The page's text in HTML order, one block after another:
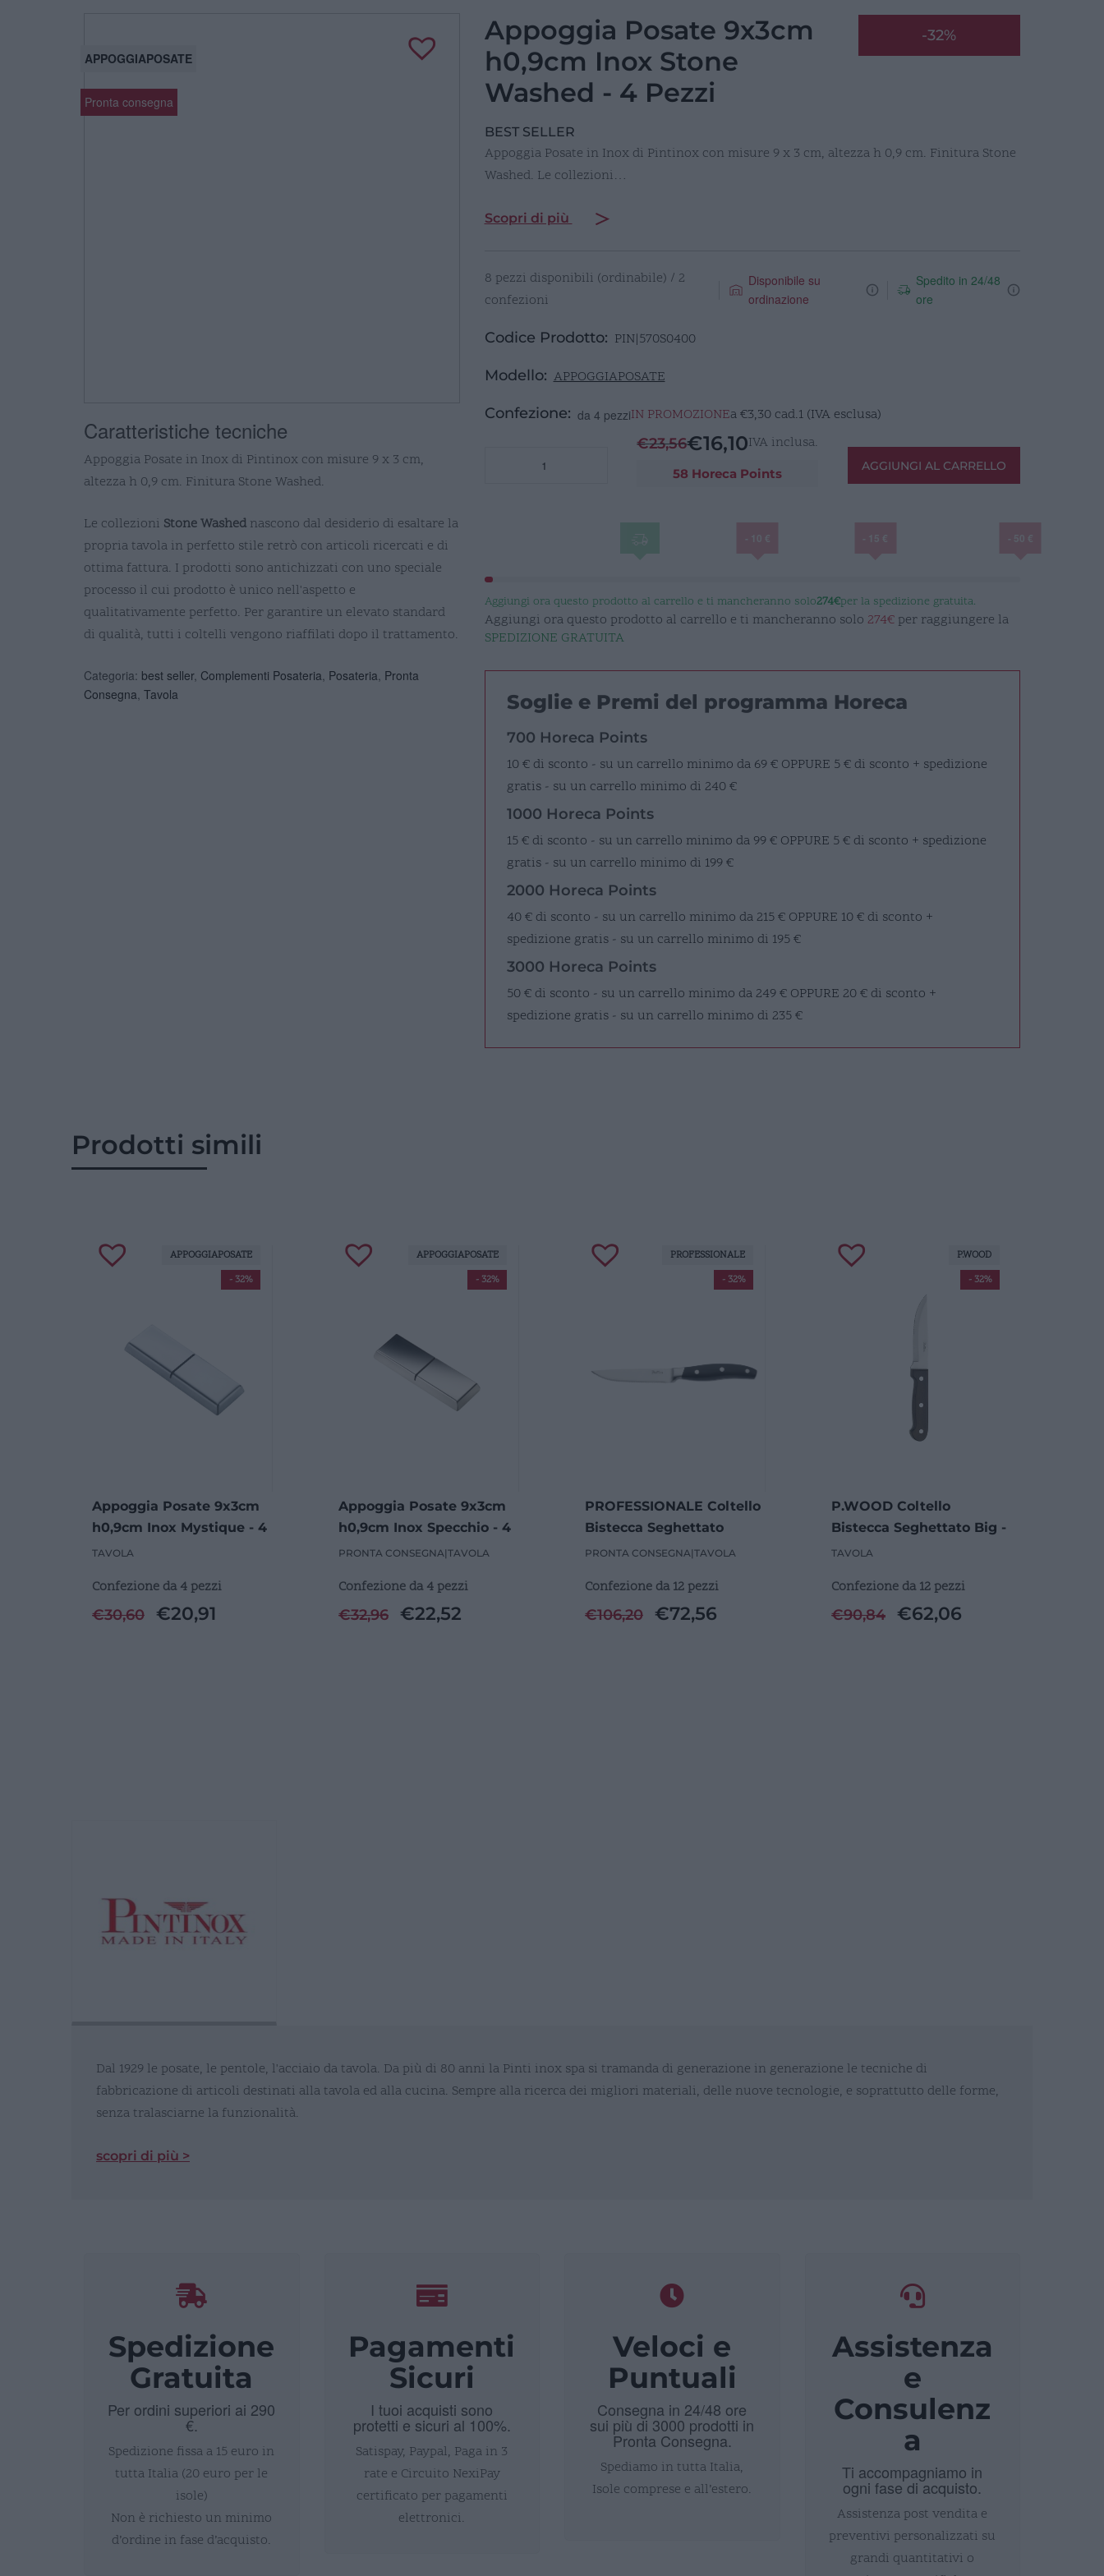
Pronta consegna
APPOGGIAPOSATE
Caratteristiche tecniche
Appoggia Posate in Inox di Pintinox con misure 9 x 3 cm,
altezza h 0,9 cm. Finitura Stone Washed.
Le collezioni Stone Washed nascono dal desiderio di esaltare la
propria tavola in perfetto stile retrò con articoli ricercati e di
ottima fattura. I prodotti sono antichizzati con uno speciale
processo il cui prodotto è unico nell'aspetto e
qualitativamente perfetto. Per garantire un elevato standard
di qualità, tutti i coltelli vengono riaffilati dopo il trattamento.
Categoria: best seller, Complementi Posateria, Posateria, Pronta
Consegna, Tavola
Appoggia Posate 9x3cm
h0,9cm Inox Stone
Washed - 4 Pezzi
-32%
BEST SELLER
Appoggia Posate in Inox di Pintinox con misure 9 x 3 cm, altezza h 0,9 cm. Finitura Stone
Washed. Le collezioni…
Scopri di più
8 pezzi disponibili (ordinabile) / 2
confezioni
Disponibile su
ordinazione
Spedito in 24/48
ore
Codice Prodotto: PIN|570S0400
Modello: APPOGGIAPOSATE
Confezione: da 4 pezziIN PROMOZIONEa€3,30cad.1 (IVA esclusa)
quantità
€23,56€16,10IVA inclusa.
58 Horeca Points
AGGIUNGI AL CARRELLO
Aggiungi ora questo prodotto al carrello e ti mancheranno solo274€per la spedizione gratuita.
Aggiungi ora questo prodotto al carrello e ti mancheranno solo 274€per raggiungere la
SPEDIZIONE GRATUITA
Soglie e Premi del programma Horeca
700 Horeca Points
10 € di sconto - su un carrello minimo da 69 € OPPURE 5 € di sconto + spedizione
gratis - su un carrello minimo di 240 €
1000 Horeca Points
15 € di sconto - su un carrello minimo da 99 € OPPURE 5 € di sconto + spedizione
gratis - su un carrello minimo di 199 €
2000 Horeca Points
40 € di sconto - su un carrello minimo da 215 € OPPURE 10 € di sconto +
spedizione gratis - su un carrello minimo di 195 €
3000 Horeca Points
50 € di sconto - su un carrello minimo da 249 € OPPURE 20 € di sconto +
spedizione gratis - su un carrello minimo di 235 €
Prodotti simili
Appoggia Posate 9x3cm
h0,9cm Inox Mystique - 4
Pezzi
TAVOLA
Confezione da 4 pezzi
€30,60 €20,91
- 32%
APPOGGIAPOSATE
Appoggia Posate 9x3cm
h0,9cm Inox Specchio - 4
Pezzi
PRONTA CONSEGNA|TAVOLA
Confezione da 4 pezzi
€32,96 €22,52
- 32%
APPOGGIAPOSATE
PROFESSIONALE Coltello
Bistecca Seghettato
22,3cm - 12 Pezzi
PRONTA CONSEGNA|TAVOLA
Confezione da 12 pezzi
€106,20 €72,56
- 32%
PROFESSIONALE
P.WOOD Coltello
Bistecca Seghettato Big -
12 Pezzi
TAVOLA
Confezione da 12 pezzi
€90,84 €62,06
- 32%
P.WOOD
Dal 1929 le posate, le pentole, l'acciaio da tavola. Da più di 80 anni la Pinti inox spa si tramanda di generazione in generazione le tecniche di
fabbricazione di articoli destinati alla tavola ed alla cucina. Sempre alla ricerca dei migliori materiali, delle nuove tecnologie, e soprattutto delle forme,
senza tralasciarne la funzionalità.
scopri di più >
Spedizione
Gratuita
Per ordini superiori ai 290
€.
Spedizione fissa a 15 euro in
tutta Italia (20 euro per le
isole)
Non è richiesto un minimo
d’ordine in fase d’acquisto.
Pagamenti
Sicuri
I tuoi acquisti sono
protetti e sicuri al 100%.
Satispay, Paypal, Paga in 3
rate e Circuito NexiPay
certificato per pagamenti
elettronici.
Veloci e
Puntuali
Consegna in 24/48 ore
sui più di 3000 prodotti in
Pronta Consegna.
Spediamo in tutta Italia,
Isole comprese e all’estero.
Assistenza
e
Consulenz
a
Ti accompagniamo in
ogni fase di acquisto.
Assistenza post vendita e
preventivi personalizzati su
grandi quantitativi o